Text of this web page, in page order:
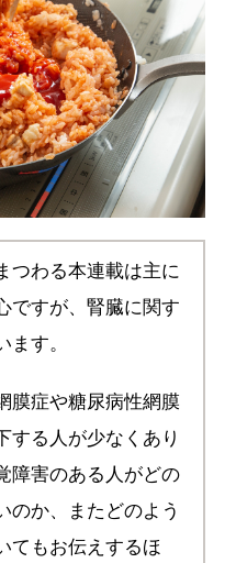
つわる本連載は主に
ですが、腎臓に関す
ます。
膜症や糖尿病性網膜
する人が少なくあり
障害のある人がどの
のか、またどのよう
てもお伝えするほ